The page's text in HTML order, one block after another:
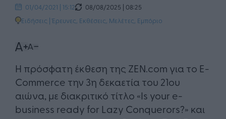
01/04/2021 | 15:12
08/08/2025 | 08:25
Ειδήσεις |Έρευνες, Εκθέσεις, Μελέτες Εμπόριο
Η πρόσφατη έκθεση της ZEN.com για το E-
Commerce την 3η δεκαετία του 21ου
αιώνα, με διακριτικό τίτλο «Is your e-
business ready for Lazy Conquerors?» και